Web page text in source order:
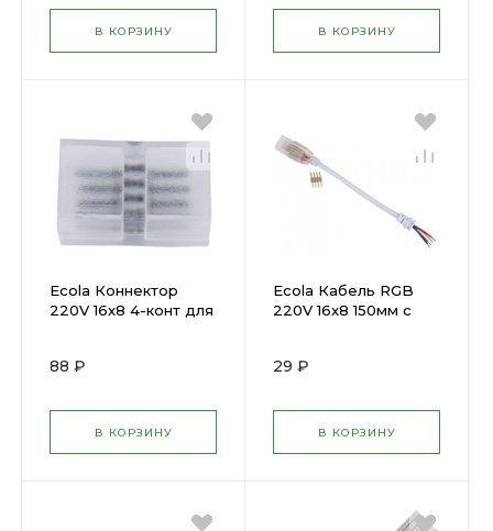
В КОРЗИНУ В КОРЗИНУ
Ecola Коннектор
220V 16x8 4-конт для
88 ₽
В КОРЗИНУ
Ecola Кабель RGB
220V 16x8 150мм с
563120 )
29 ₽
В КОРЗИНУ